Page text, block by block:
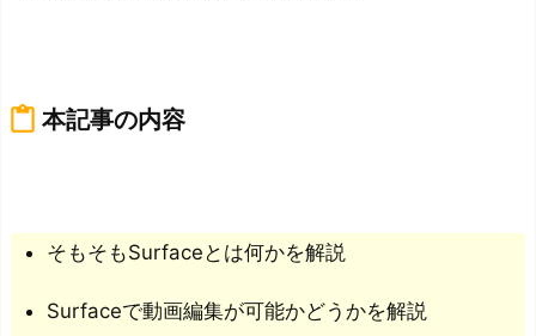
content_paste 本記事の内容
そもそもSurfaceとは何かを解説
Surfaceで動画編集が可能かどうかを解説